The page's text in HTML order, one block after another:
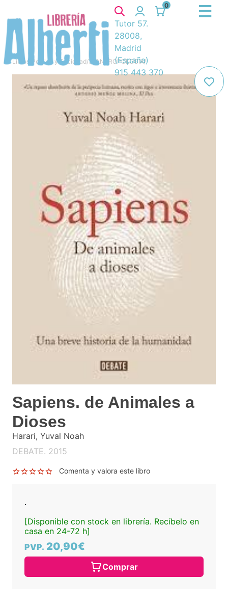
0
Tutor 57.
28008,
Madrid
(España)
915 443 370
Libros Política y Sociedad/3. ANTROPOLOGIA/
Sapiens. de Animales a
Dioses
Harari, Yuval Noah
DEBATE. 2015
Comenta y valora este libro
.
[Disponible con stock en librería. Recíbelo en
casa en 24-72 h]
PVP. 20,90€
Comprar